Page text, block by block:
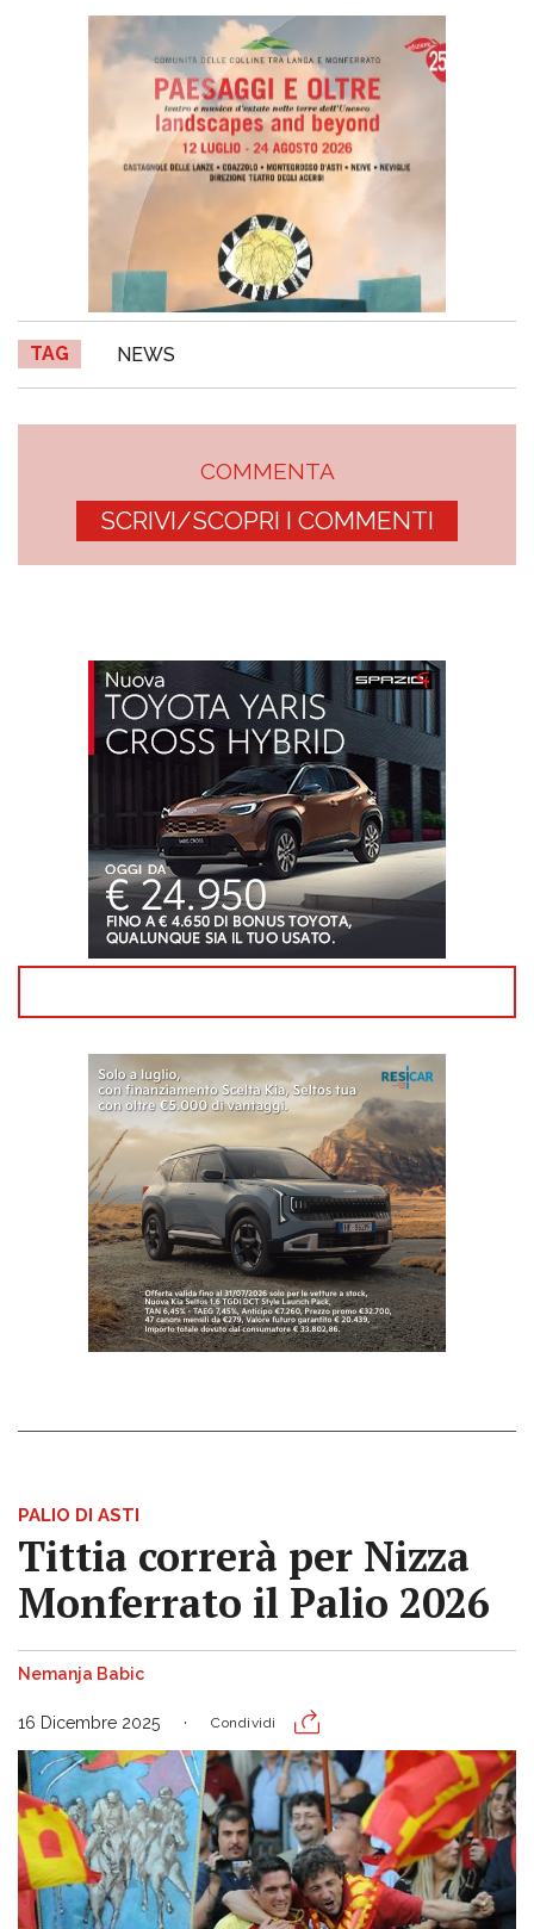
TAG NEWS
COMMENTA
SCRIVI/SCOPRI I COMMENTI
PALIO DI ASTI
Tittia correrà per Nizza
Monferrato il Palio 2026
Nemanja Babic
16 Dicembre 2025 Condividi